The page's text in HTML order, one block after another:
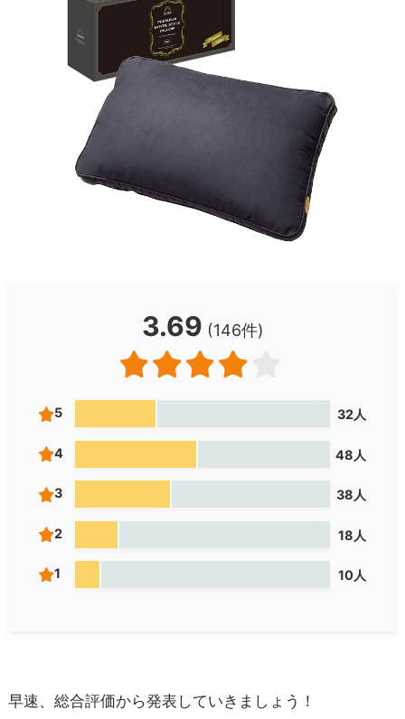
3.69 (146件)
5 32人
4 48人
3 38人
2 18人
1 10人
早速、総合評価から発表していきましょう！